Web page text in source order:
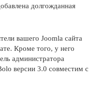
долгожданная
вашего Joomla сайта
Кроме того, у него
администратора
версии 3.0 совместим с